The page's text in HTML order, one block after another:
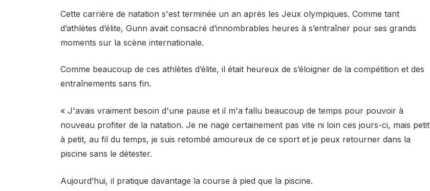
Cette carrière de natation s'est terminée un an après les Jeux olympiques. Comme tant
d’athlètes d’élite, Gunn avait consacré d’innombrables heures à s’entraîner pour ses grands
moments sur la scène internationale.
Comme beaucoup de ces athlètes d’élite, il était heureux de s’éloigner de la compétition et des
entraînements sans fin.
« J'avais vraiment besoin d'une pause et il m'a fallu beaucoup de temps pour pouvoir à
nouveau profiter de la natation. Je ne nage certainement pas vite ni loin ces jours-ci, mais petit
à petit, au fil du temps, je suis retombé amoureux de ce sport et je peux retourner dans la
piscine sans le détester.
Aujourd’hui, il pratique davantage la course à pied que la piscine.